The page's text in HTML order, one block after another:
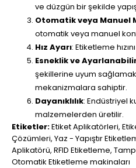
ve düzgün bir şekilde
Otomatik veya Manuel
otomatik veya manuel
Hız Ayarı: Etiketleme
Esneklik ve
şekillerine uyum
mekanizmalara sahiptir.
Dayanıklılık: Endüstriyel
malzemelerden üretilir.
Etiketler:Etiket Aplikatörleri,
Çözümleri, Yaz - Yapıştır
Aplikatörü, RFID Etiketleme,
Otomatik Etiketleme makinaları